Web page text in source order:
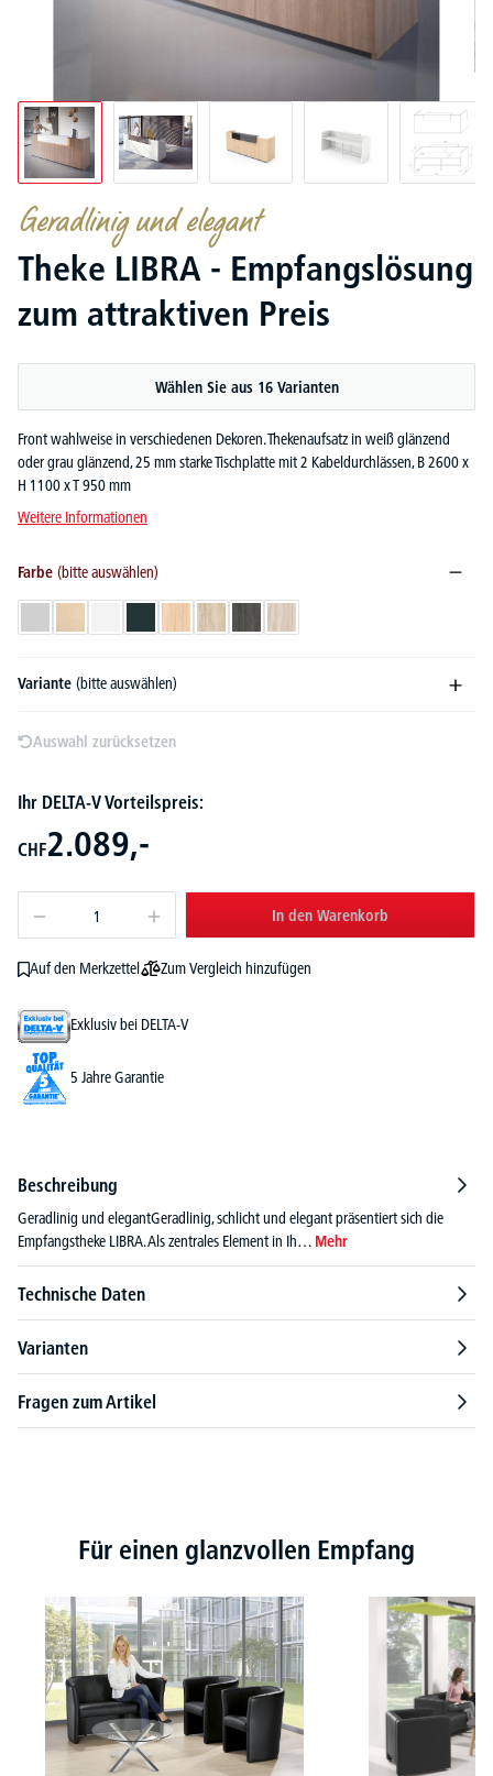
Geradlinig und elegant
Theke LIBRA - Empfangslösung
zum attraktiven Preis
Wählen Sie aus 16 Varianten
Front wahlweise in verschiedenen Dekoren. Thekenaufsatz in weiß glänzend
oder grau glänzend, 25 mm starke Tischplatte mit 2 Kabeldurchlässen, B 2600 x
H 1100 x T 950 mm
Weitere Informationen
Farbe (bitte auswählen)
Eiche hellEiche Landhaus
Variante (bitte auswählen)
Auswahl zurücksetzen
Ihr DELTA-V Vorteilspreis:
CHF2.089,-
In den Warenkorb
Auf den Merkzettel Zum Vergleich hinzufügen
Exklusiv bei DELTA-V
5 Jahre Garantie
Beschreibung
Geradlinig und elegantGeradlinig, schlicht und elegant präsentiert sich die
Empfangstheke LIBRA. Als zentrales Element in Ih… Mehr
Technische Daten
Varianten
Fragen zum Artikel
Produktgalerie überspringen
Für einen glanzvollen Empfang